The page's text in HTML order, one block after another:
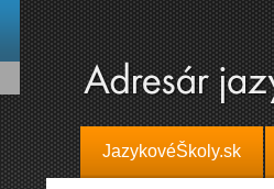
JazykovéŠkoly.sk